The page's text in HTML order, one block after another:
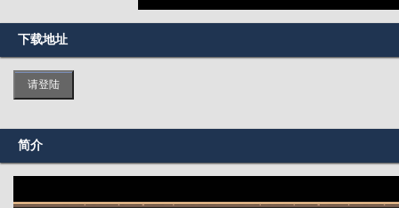
下载地址
请登陆
简介